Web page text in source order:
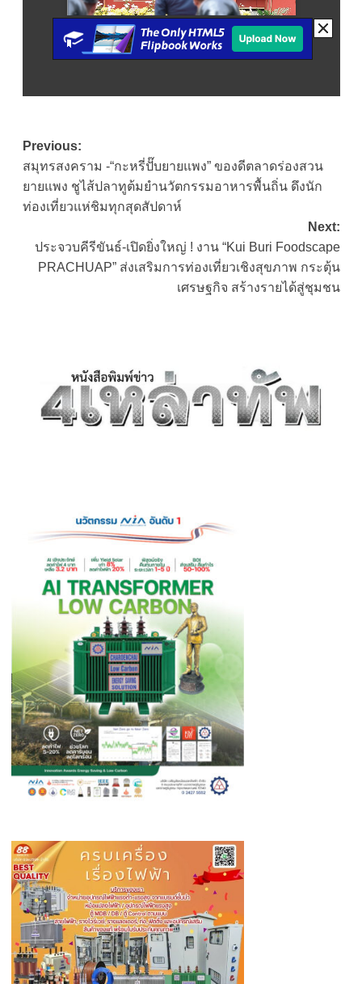
Post
navigation
Previous:
สมุทรสงคราม -“กะหรี่ปั๊บยายแพง” ของดีตลาดร่องสวน
ยายแพง ชูไส้ปลาทูต้มยำนวัตกรรมอาหารพื้นถิ่น ดึงนัก
ท่องเที่ยวแห่ชิมทุกสุดสัปดาห์
Next:
ประจวบคีรีขันธ์-เปิดยิ่งใหญ่ ! งาน “Kui Buri Foodscape
PRACHUAP” ส่งเสริมการท่องเที่ยวเชิงสุขภาพ กระตุ้น
เศรษฐกิจ สร้างรายได้สู่ชุมชน